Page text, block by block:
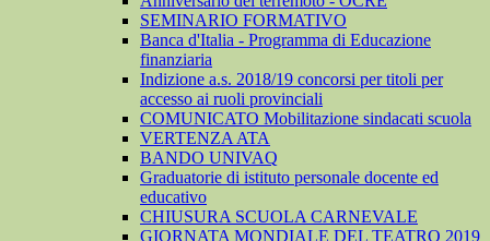
SEMINARIO FORMATIVO
Banca d'Italia - Programma di Educazione
finanziaria
Indizione a.s. 2018/19 concorsi per titoli per
accesso ai ruoli provinciali
COMUNICATO Mobilitazione sindacati scuola
VERTENZA ATA
BANDO UNIVAQ
Graduatorie di istituto personale docente ed
educativo
CHIUSURA SCUOLA CARNEVALE
GIORNATA MONDIALE DEL TEATRO 2019